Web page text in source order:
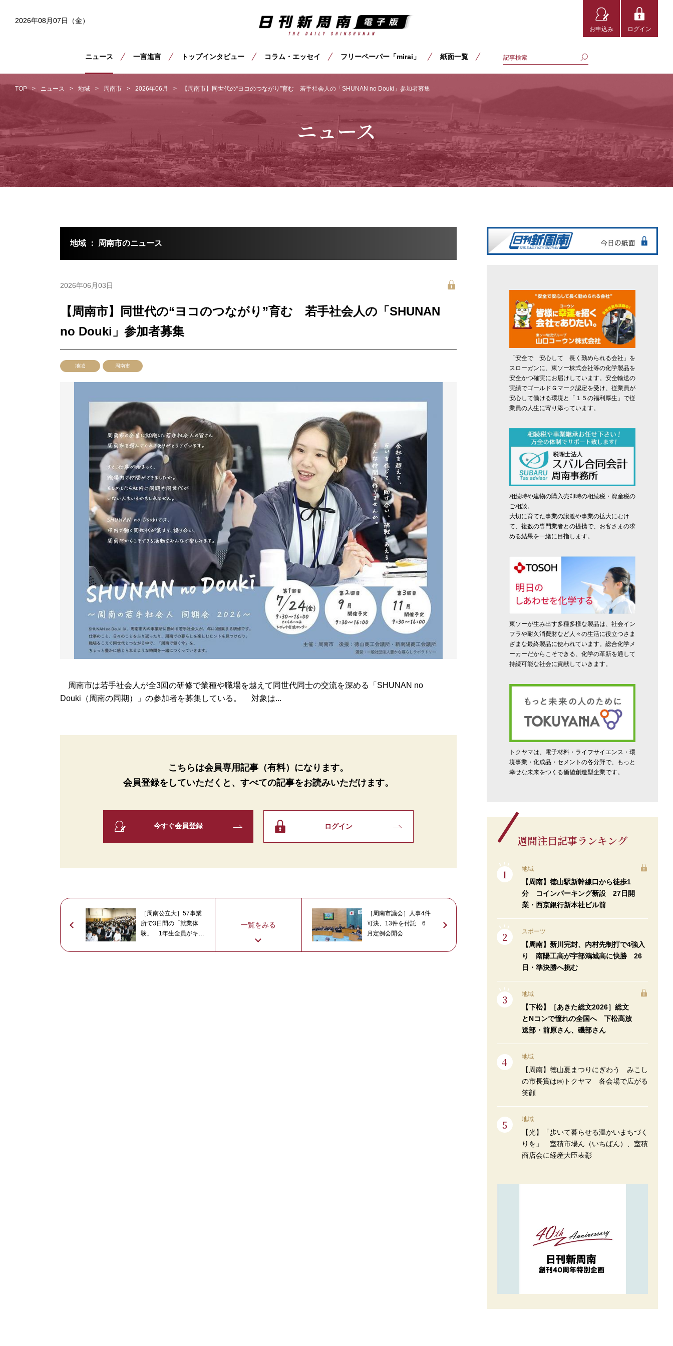
2026年08月07日（金）
お申込み ログイン
ニュース 一言進言 トップインタビュー コラム・エッセイ フリーペーパー「mirai」 紙面一覧
TOP ニュース 地域 周南市 2026年06月 【周南市】同世代の“ヨコのつながり”育む 若手社会人の「SHUNAN no Douki」参加者募集
ニュース
地域 ： 周南市のニュース
2026年06月03日
【周南市】同世代の“ヨコのつながり”育む 若手社会人の「SHUNAN
no Douki」参加者募集
地域 周南市
周南市は若手社会人が全3回の研修で業種や職場を越えて同世代同士の交流を深める「SHUNAN no
Douki（周南の同期）」の参加者を募集している。 対象は...
こちらは会員専用記事（有料）になります。
会員登録をしていただくと、 すべての記事をお読みいただけます。
今すぐ会員登録 ログイン
［周南公立大］57事業
所で3日間の「就業体
験」 1年生全員がキャ
一覧をみる
［周南市議会］人事4件
可決、13件を付託 6
月定例会開会
「安全で 安心して 長く勤められる会社」を
スローガンに、東ソー株式会社等の化学製品を
安全かつ確実にお届けしています。安全輸送の
実績でゴールドＧマーク認定を受け、従業員が
安心して働ける環境と「１５の福利厚生」で従
業員の人生に寄り添っています。
相続時や建物の購入売却時の相続税・資産税の
ご相談。
大切に育てた事業の譲渡や事業の拡大にむけ
て、複数の専門業者との提携で、お客さまの求
める結果を一緒に目指します。
東ソーが生み出す多種多様な製品は、社会イン
フラや耐久消費財など人々の生活に役立つさま
ざまな最終製品に使われています。総合化学メ
ーカーだからこそできる、化学の革新を通して
持続可能な社会に貢献していきます。
トクヤマは、電子材料・ライフサイエンス・環
境事業・化成品・セメントの各分野で、もっと
幸せな未来をつくる価値創造型企業です。
週間注目記事ランキング
地域
【周南】徳山駅新幹線口から徒歩1
分 コインパーキング新設 27日開
業・西京銀行新本社ビル前
スポーツ
【周南】新川完封、内村先制打で4強入
り 南陽工高が宇部鴻城高に快勝 26
日・準決勝へ挑む
地域
【下松】［あきた総文2026］総文
とNコンで憧れの全国へ 下松高放
送部・前原さん、磯部さん
地域
【周南】徳山夏まつりにぎわう みこし
の市長賞は㈱トクヤマ 各会場で広がる
笑顔
地域
【光】「歩いて暮らせる温かいまちづく
りを」 室積市場ん（いちばん）、室積
商店会に経産大臣表彰